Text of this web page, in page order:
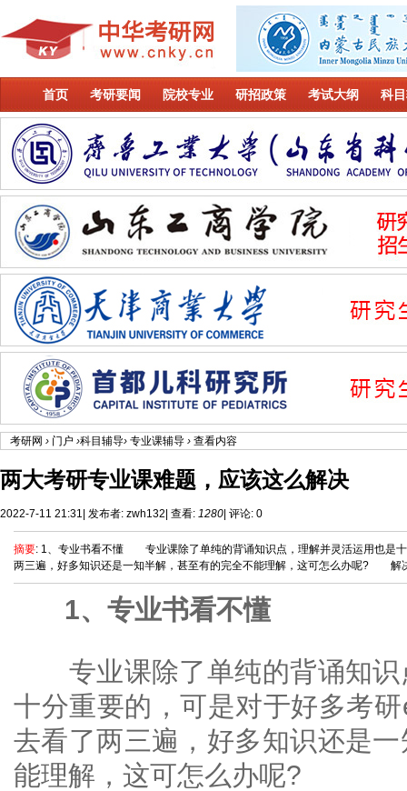
首页 考研要闻 院校专业 研招政策 考试大纲 科
考研网 › 门户 ›科目辅导› 专业课辅导 › 查看内容
两大考研专业课难题，应该这么解决
2022-7-11 21:31 发布者: zwh132 查看: 1280 评论: 0
摘要: 1、专业书看不懂 专业课除了单纯的背诵知识点，理解并灵活运用也是
两三遍，好多知识还是一知半解，甚至有的完全不能理解，这可怎么办呢? 解
1、专业书看不懂
专业课除了单纯的背诵知识
十分重要的，可是对于好多考
去看了两三遍，好多知识还是
能理解，这可怎么办呢?